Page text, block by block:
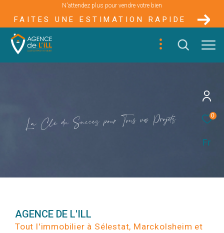
N'attendez plus pour vendre votre bien
FAITES UNE ESTIMATION RAPIDE
0
Fr
La Clé du Succès pou Tous vos Projets
AGENCE DE L'ILL
Tout l'immobilier à Sélestat, Marckolsheim et